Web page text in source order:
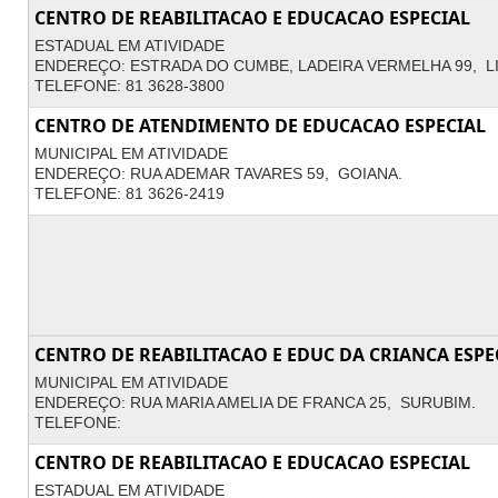
CENTRO DE REABILITACAO E EDUCACAO ESPECIAL
ESTADUAL EM ATIVIDADE
ENDEREÇO: ESTRADA DO CUMBE, LADEIRA VERMELHA 99,
TELEFONE: 81 3628-3800
CENTRO DE ATENDIMENTO DE EDUCACAO ESPECIAL
MUNICIPAL EM ATIVIDADE
ENDEREÇO: RUA ADEMAR TAVARES 59, GOIANA.
TELEFONE: 81 3626-2419
CENTRO DE REABILITACAO E EDUC DA CRIANCA
MUNICIPAL EM ATIVIDADE
ENDEREÇO: RUA MARIA AMELIA DE FRANCA 25, SURUBIM.
TELEFONE:
CENTRO DE REABILITACAO E EDUCACAO ESPECIAL
ESTADUAL EM ATIVIDADE